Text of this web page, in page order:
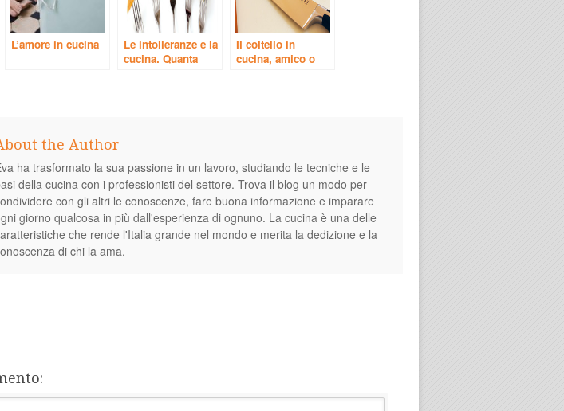
L’amore in cucina
Le intolleranze e la
cucina. Quanta
Il coltello in
cucina, amico o
the Author
ha trasformato la sua passione in un lavoro, studiando le tecniche e le
della cucina con i professionisti del settore. Trova il blog un modo per
con gli altri le conoscenze, fare buona informazione e imparare
giorno qualcosa in più dall'esperienza di ognuno. La cucina è una delle
che rende l'Italia grande nel mondo e merita la dedizione e la
di chi la ama.